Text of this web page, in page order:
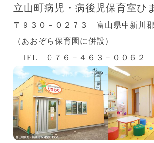
立山町病児・病後児保育室ひ
〒９３０－０２７３ 富山県中新川郡
（あおぞら保育園に併設）
TEL ０７６－４６３－００６２